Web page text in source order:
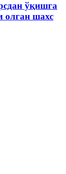
ўқишга
олган шахс